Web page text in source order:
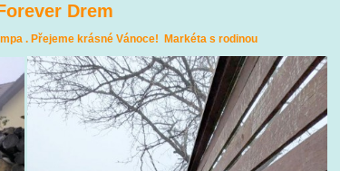
Drem
. Přejeme krásné Vánoce! Markéta s rodinou